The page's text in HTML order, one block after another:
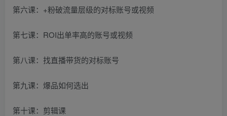
第六课：+粉破流量层级的对标账号或视频
第七课：ROI出单率高的账号或视频
第八课：找直播带货的对标账号
第九课：爆品如何选出
第十课：剪辑课